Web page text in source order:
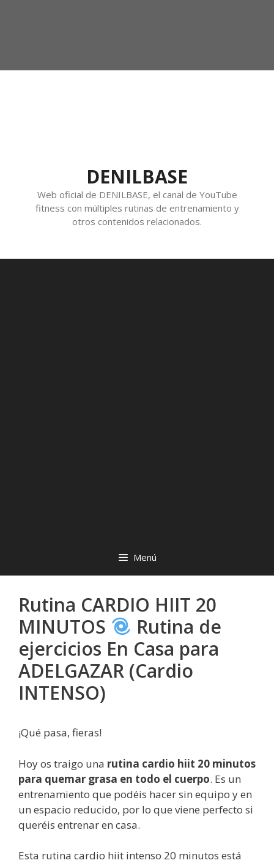
DENILBASE
Web oficial de DENILBASE, el canal de YouTube
fitness con múltiples rutinas de entrenamiento y
otros contenidos relacionados.
Menú
Rutina CARDIO HIIT 20
MINUTOS
Rutina de
ejercicios En Casa para
ADELGAZAR (Cardio
INTENSO)
¡Qué pasa, fieras!
Hoy os traigo una rutina cardio hiit 20 minutos
para quemar grasa en todo el cuerpo. Es un
entrenamiento que podéis hacer sin equipo y en
un espacio reducido, por lo que viene perfecto si
queréis entrenar en casa.
Esta rutina cardio hiit intenso 20 minutos está